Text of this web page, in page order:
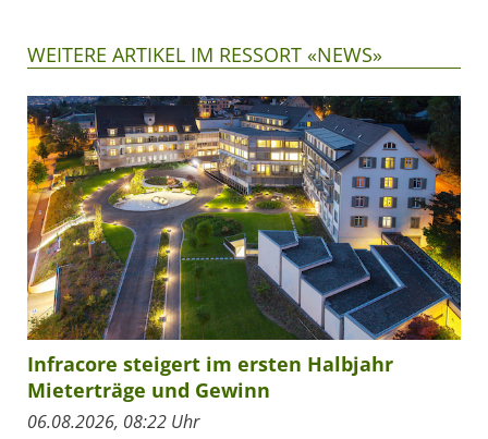
WEITERE ARTIKEL IM RESSORT «NEWS»
Infracore steigert im ersten Halbjahr
Mieterträge und Gewinn
06.08.2026, 08:22 Uhr